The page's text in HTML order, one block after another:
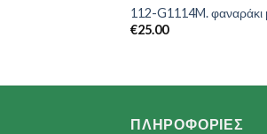
112-G1114M. φαναράκι
€25.00
ΠΛΗΡΟΦΟΡΙΕΣ